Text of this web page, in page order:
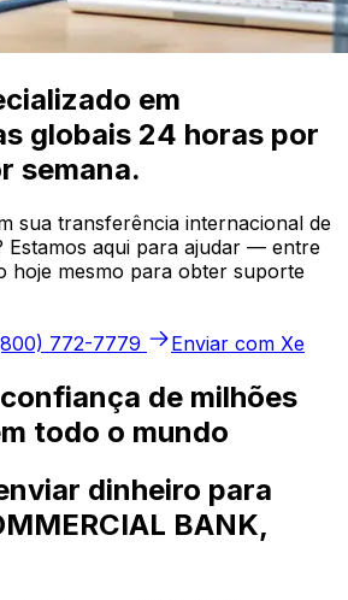
em
globais 24 horas por
semana.
sua transferência internacional de
Estamos aqui para ajudar — entre
hoje mesmo para obter suporte
772-7779
Enviar com Xe
de milhões
todo o mundo
dinheiro para
BANK,